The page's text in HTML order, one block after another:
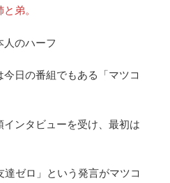
弟。
人のハーフ
日の番組でもある「マツコ
ンタビューを受け、最初は
達ゼロ」という発言がマツコ